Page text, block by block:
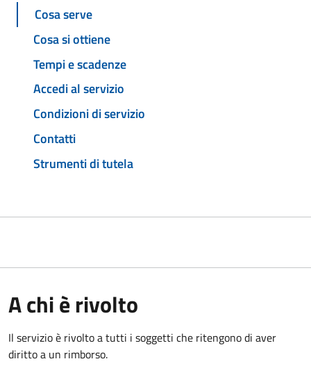
Cosa serve
Cosa si ottiene
Tempi e scadenze
Accedi al servizio
Condizioni di servizio
Contatti
Strumenti di tutela
A chi è rivolto
Il servizio è rivolto a tutti i soggetti che ritengono di aver
diritto a un rimborso.